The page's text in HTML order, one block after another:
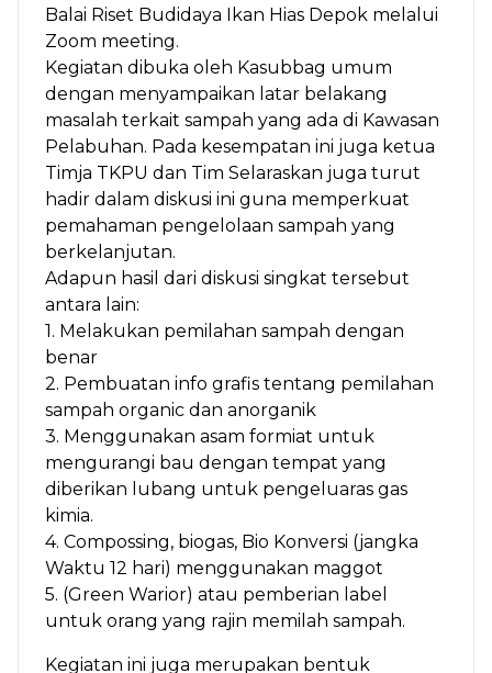
Balai Riset Budidaya Ikan Hias Depok melalui
Zoom meeting.
Kegiatan dibuka oleh Kasubbag umum
dengan menyampaikan latar belakang
masalah terkait sampah yang ada di Kawasan
Pelabuhan. Pada kesempatan ini juga ketua
Timja TKPU dan Tim Selaraskan juga turut
hadir dalam diskusi ini guna memperkuat
pemahaman pengelolaan sampah yang
berkelanjutan.
Adapun hasil dari diskusi singkat tersebut
antara lain:
1. Melakukan pemilahan sampah dengan
benar
2. Pembuatan info grafis tentang pemilahan
sampah organic dan anorganik
3. Menggunakan asam formiat untuk
mengurangi bau dengan tempat yang
diberikan lubang untuk pengeluaras gas
kimia.
4. Compossing, biogas, Bio Konversi (jangka
Waktu 12 hari) menggunakan maggot
5. (Green Warior) atau pemberian label
untuk orang yang rajin memilah sampah.
Kegiatan ini juga merupakan bentuk